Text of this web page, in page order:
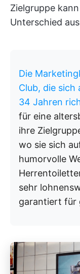
Zielgruppe
Unterschied
Die
Club, die sich
34 Jahren
für eine
ihre
wo sie sich
humorvolle
sehr
garantiert für